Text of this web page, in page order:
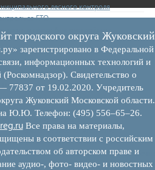
лесного контроля
за ЕТО
МСП
поддержка
поддержка
правовые акты
Федеральное законодательство
Региональное законодательство
Порядок формирования и ведения
Порядок предоставления имущества из
городского округа Жуковский
зарегистрировано в Федеральной
информационных технологий и
Свидетельство о
от 19.02.2020. Учредитель
Жуковский Московской области.
Ю.Ю. Телефон: (495) 556–65–26.
Все права на материалы,
в соответствии с российским
об авторском праве и
аудио-, фото- видео- и новостных